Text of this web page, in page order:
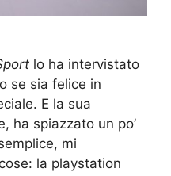
lo ha intervistato
se sia felice in
E la sua
ha spiazzato un po’
mi
la playstation